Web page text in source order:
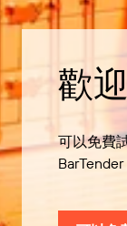
歡
可以免費